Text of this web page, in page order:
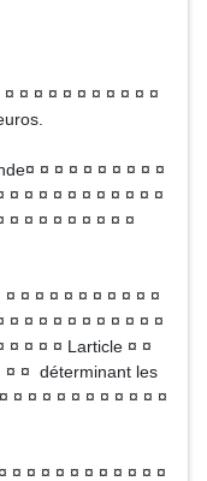
¤ ¤ ¤ ¤ ¤ ¤ ¤ ¤ ¤ ¤
¤ ¤ ¤ ¤ ¤ ¤ ¤ ¤ ¤
¤ ¤ ¤ ¤ ¤ ¤ ¤ ¤ ¤ ¤ ¤
¤ ¤ ¤ ¤ ¤ ¤ ¤ ¤ ¤
¤ ¤ ¤ ¤ ¤ ¤ ¤ ¤ ¤ ¤
¤ ¤ ¤ ¤ ¤ ¤ ¤ ¤ ¤ ¤ ¤
¤ ¤ ¤ ¤ Larticle ¤ ¤
¤ ¤ déterminant les
¤ ¤ ¤ ¤ ¤ ¤ ¤ ¤ ¤ ¤ ¤
¤ ¤ ¤ ¤ ¤ ¤ ¤ ¤ ¤ ¤ ¤